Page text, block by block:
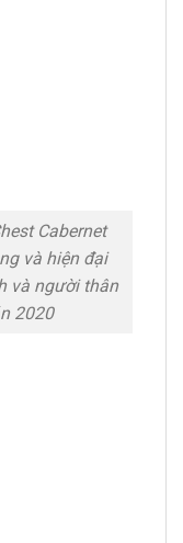
Cabernet
và hiện đại
và người thân
2020